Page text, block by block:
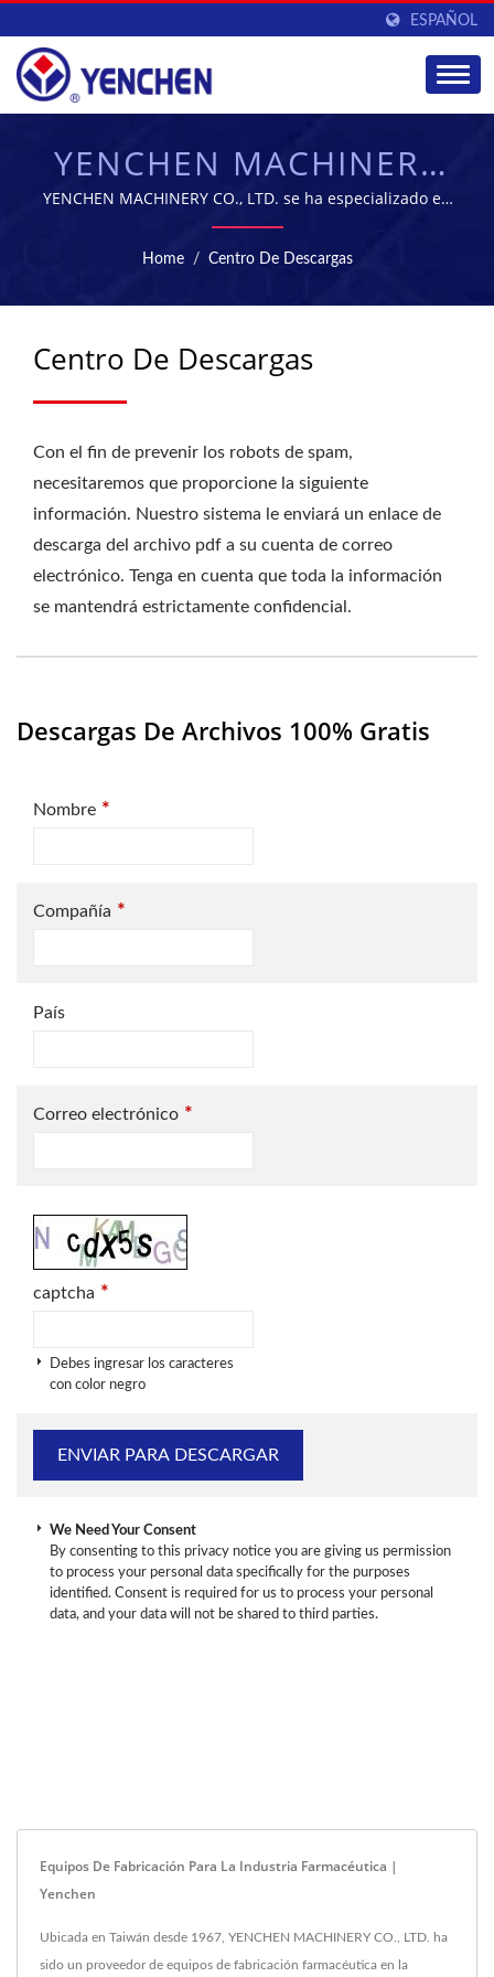
ESPAÑOL
YENCHEN MACHINERY
CO., LTD.
YENCHEN MACHINERY CO., LTD. se ha especializado en
la fabricación de máquinas farmacéuticas durante 60
años.
Home / Centro De Descargas
Centro De Descargas
Con el fin de prevenir los robots de spam,
necesitaremos que proporcione la siguiente
información. Nuestro sistema le enviará un enlace de
descarga del archivo pdf a su cuenta de correo
electrónico. Tenga en cuenta que toda la información
se mantendrá estrictamente confidencial.
Descargas De Archivos 100% Gratis
Nombre *
Compañía *
País
Correo electrónico *
captcha *
Debes ingresar los caracteres
con color negro
We Need Your Consent
By consenting to this privacy notice you are giving us permission
to process your personal data specifically for the purposes
identified. Consent is required for us to process your personal
data, and your data will not be shared to third parties.
Equipos De Fabricación Para La Industria Farmacéutica |
Yenchen
Ubicada en Taiwán desde 1967, YENCHEN MACHINERY CO., LTD. ha
sido un proveedor de equipos de fabricación farmacéutica en la